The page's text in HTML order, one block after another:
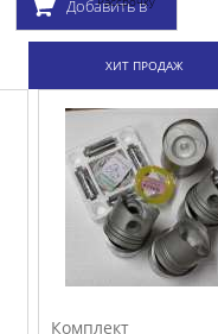
Добавить в
ХИТ ПРОДАЖ